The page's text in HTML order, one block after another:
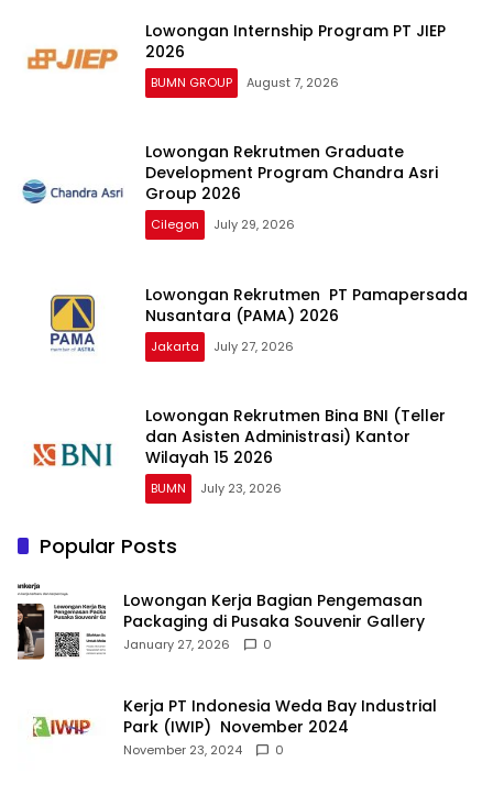
Lowongan Internship Program PT JIEP
2026
BUMN GROUP August 7, 2026
Lowongan Rekrutmen Graduate
Development Program Chandra Asri
Group 2026
Cilegon July 29, 2026
Lowongan Rekrutmen PT Pamapersada
Nusantara (PAMA) 2026
Jakarta July 27, 2026
Lowongan Rekrutmen Bina BNI (Teller
dan Asisten Administrasi) Kantor
Wilayah 15 2026
BUMN July 23, 2026
Popular Posts
Lowongan Kerja Bagian Pengemasan
Packaging di Pusaka Souvenir Gallery
January 27, 2026 0
Kerja PT Indonesia Weda Bay Industrial
Park (IWIP) November 2024
November 23, 2024 0